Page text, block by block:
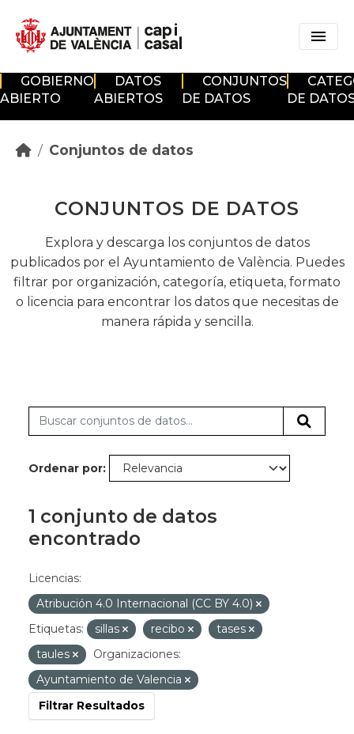
GOBIERNO
ABIERTO
DATOS
ABIERTOS
CONJUNTOS
DE DATOS
DE
Conjuntos de datos
CONJUNTOS DE DATOS
Explora y descarga los conjuntos de datos
publicados por el Ayuntamiento de València. Puedes
filtrar por organización, categoría, etiqueta, formato
o licencia para encontrar los datos que necesitas de
manera rápida y sencilla.
Ordenar por
1 conjunto de datos
encontrado
Licencias:
Atribución 4.0 Internacional (CC BY 4.0)
Etiquetas:
sillas recibo
tases
taules
Organizaciones:
Ayuntamiento de Valencia
Filtrar Resultados